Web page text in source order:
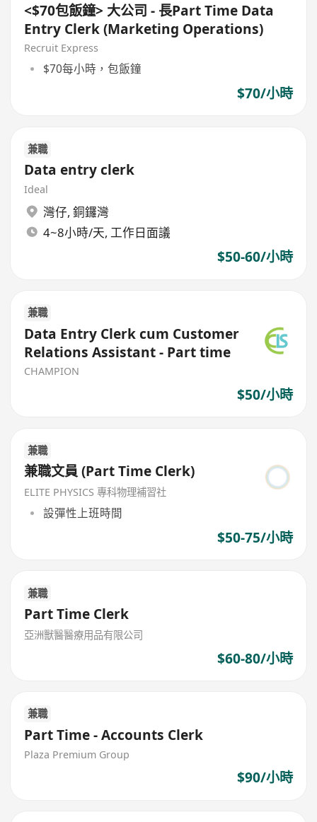
<$70包飯鐘> 大公司 - 長Part Time Data
Entry Clerk (Marketing Operations)
Recruit Express
$70每小時，包飯鐘
$70/小時
兼職
Data entry clerk
Ideal
灣仔, 銅鑼灣
4~8小時/天, 工作日面議
$50-60/小時
兼職
Data Entry Clerk cum Customer
Relations Assistant - Part time
CHAMPION
$50/小時
兼職
兼職文員 (Part Time Clerk)
ELITE PHYSICS 專科物理補習社
設彈性上班時間
$50-75/小時
兼職
Part Time Clerk
亞洲獸醫醫療用品有限公司
$60-80/小時
兼職
Part Time - Accounts Clerk
Plaza Premium Group
$90/小時